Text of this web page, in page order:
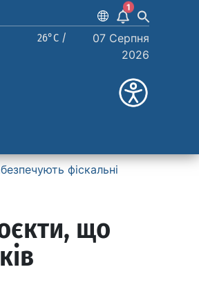
1
26°C /
07 Серпня
2026
фіскальні
що